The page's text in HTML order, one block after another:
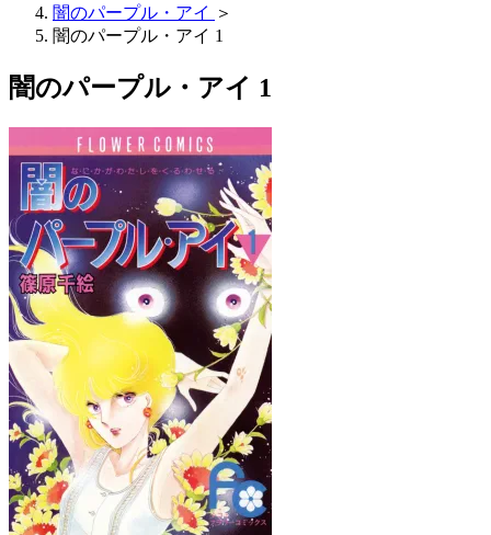
闇のパープル・アイ
＞
闇のパープル・アイ 1
闇のパープル・アイ 1